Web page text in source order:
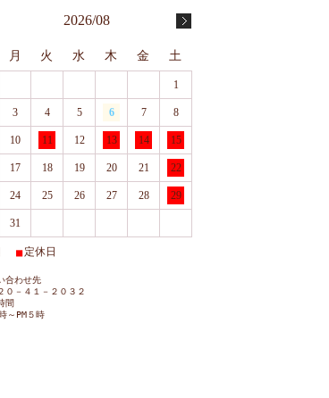
2026/08
月 火 水 木 金 土
1
3 4 5 6 7 8
10 11 12 13 14 15
17 18 19 20 21 22
24 25 26 27 28 29
31
■ 定休日
合わせ先
０－４１－２０３２
間
～PM５時